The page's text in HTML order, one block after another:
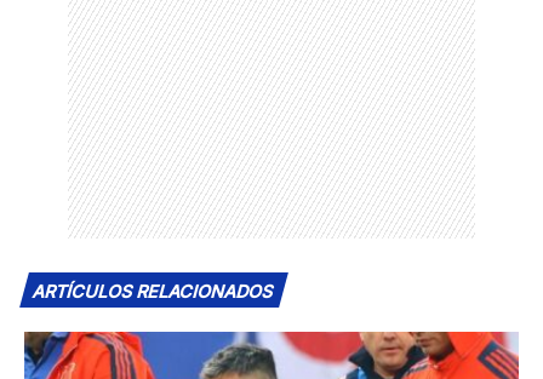
ARTÍCULOS RELACIONADOS